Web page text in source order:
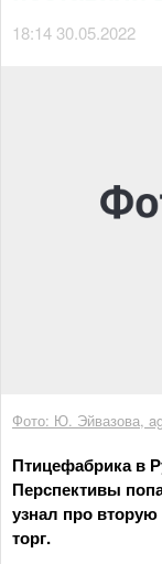
18:14 30.05.2022
Фото: Ю. Эйвазова,
Птицефабрика в
Перспективы
узнал про
торг.